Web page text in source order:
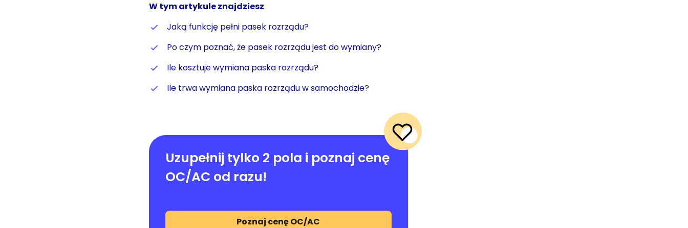
W tym artykule znajdziesz
Jaką funkcję pełni pasek rozrządu?
Po czym poznać, że pasek rozrządu jest do wymiany?
Ile kosztuje wymiana paska rozrządu?
Ile trwa wymiana paska rozrządu w samochodzie?
Uzupełnij tylko 2 pola i poznaj cenę
OC/AC od razu!
Poznaj cenę OC/AC